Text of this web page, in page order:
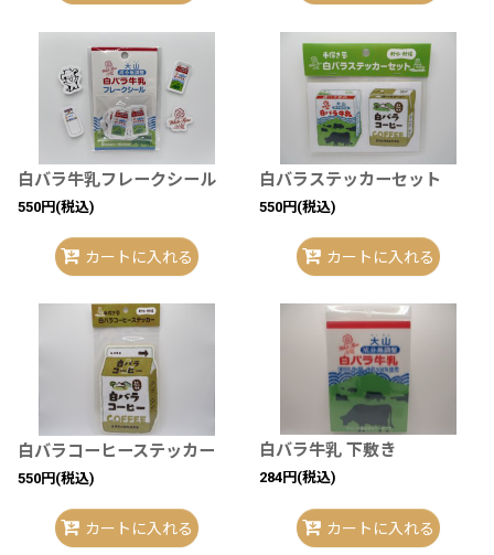
白バラ牛乳フレークシール
550円 (税込)
カートに入れる
白バラステッカーセット
550円 (税込)
カートに入れる
白バラコーヒーステッカー
550円 (税込)
カートに入れる
白バラ牛乳 下敷き
284円 (税込)
カートに入れる